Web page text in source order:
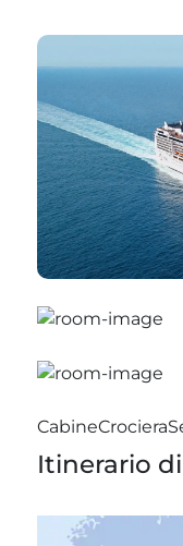
CabineCrociera
Itinerario